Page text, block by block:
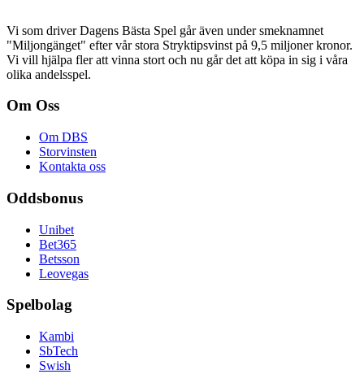
Vi som driver Dagens Bästa Spel går även under smeknamnet
"Miljongänget" efter vår stora Stryktipsvinst på 9,5 miljoner kronor.
Vi vill hjälpa fler att vinna stort och nu går det att köpa in sig i våra
olika andelsspel.
Om Oss
Om DBS
Storvinsten
Kontakta oss
Oddsbonus
Unibet
Bet365
Betsson
Leovegas
Spelbolag
Kambi
SbTech
Swish